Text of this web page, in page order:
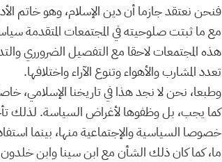
فنحن نعتقد جازما أن دين الإسلام، وهو خاتم
مع ما ثبتت صلوحيته في المجتمعات المتقدمة
هذه المجتمعات لاحقا مع التفصيل الضرورري
تعدد المشارب والأهواء وتنوع الآراء واختلافها.
وطبعا، نحن لا نجد هذا في تاريخنا الإسلامي،
كما يجب، بل وظفوها لأغراض السياسة. لذلك
خصوصا السياسية والإجتماعية منها، بينما
ما، كما كان ذلك الشأن مع ابن سينا وابن